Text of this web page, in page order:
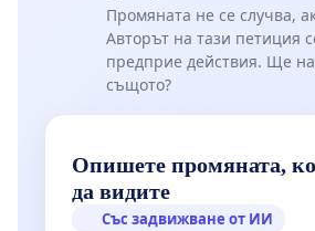
Промяната не се случва,
Авторът на тази петиция
предприе действия. Ще
същото?
Опишете промяната,
да видите
Със задвижване от ИИ